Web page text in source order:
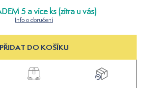
5 a více ks (zítra u vás)
Info o doručení
PŘIDAT DO KOŠÍKU